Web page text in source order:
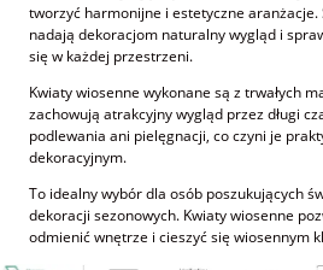
tworzyć harmonijne i estetyczne
nadają dekoracjom naturalny wygląd i
się w każdej przestrzeni.
Kwiaty wiosenne wykonane są z trwałych
zachowują atrakcyjny wygląd przez długi
podlewania ani pielęgnacji, co czyni je
dekoracyjnym.
To idealny wybór dla osób poszukujących
dekoracji sezonowych. Kwiaty wiosenne
odmienić wnętrze i cieszyć się wiosennym